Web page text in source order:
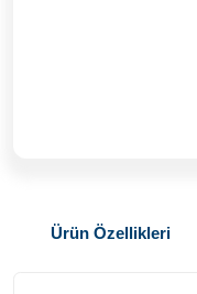
Ürün Özellikleri